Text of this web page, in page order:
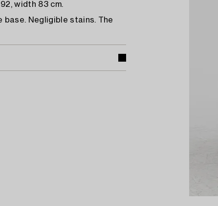
width 83 cm.
base. Negligible stains. The